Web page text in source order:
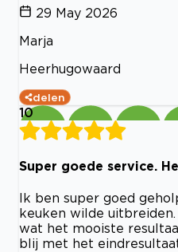
29 May 2026
Marja
Heerhugowaard
delen
10
Super goede service.
Ik ben super goed
keuken wilde
wat het mooiste
blij met het